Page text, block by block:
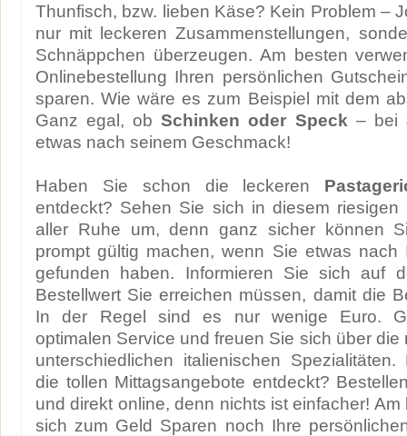
Thunfisch, bzw. lieben Käse? Kein Problem –
nur mit leckeren Zusammenstellungen,
Schnäppchen überzeugen. Am besten
Onlinebestellung Ihren persönlichen
sparen. Wie wäre es zum Beispiel mit dem
Ganz egal, obSchinken oder Speck – bei
etwas nach seinem Geschmack!
Haben Sie schon die leckeren
entdeckt? Sehen Sie sich in diesem riesigen
aller Ruhe um, denn ganz sicher können
prompt gültig machen, wenn Sie etwas nach
gefunden haben. Informieren Sie sich auf
Bestellwert Sie erreichen müssen, damit die
In der Regel sind es nur wenige Euro.
optimalen Service und freuen Sie sich über die
unterschiedlichen italienischen
die tollen Mittagsangebote entdeckt?
und direkt online, denn nichts ist einfacher!
sich zum Geld Sparen noch Ihre